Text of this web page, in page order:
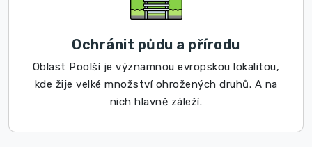
Ochránit půdu a přírodu
Oblast Poolší je významnou evropskou lokalitou,
kde žije velké množství ohrožených druhů. A na
nich hlavně záleží.